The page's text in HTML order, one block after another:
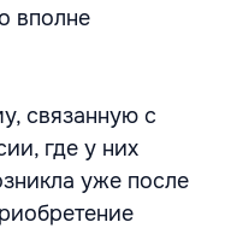
вполне
связанную с
где у них
уже после